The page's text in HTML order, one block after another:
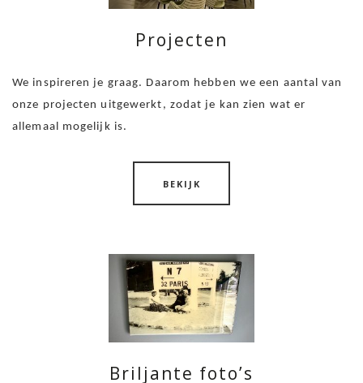
Projecten
We inspireren je graag. Daarom hebben we een aantal van
onze projecten uitgewerkt, zodat je kan zien wat er
allemaal mogelijk is.
BEKIJK
Briljante foto’s